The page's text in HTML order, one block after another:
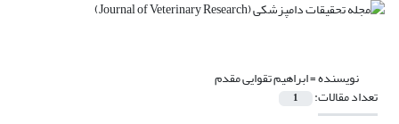
نویسنده =ابراهیم تقوایی مقدم
تعداد مقالات: 1